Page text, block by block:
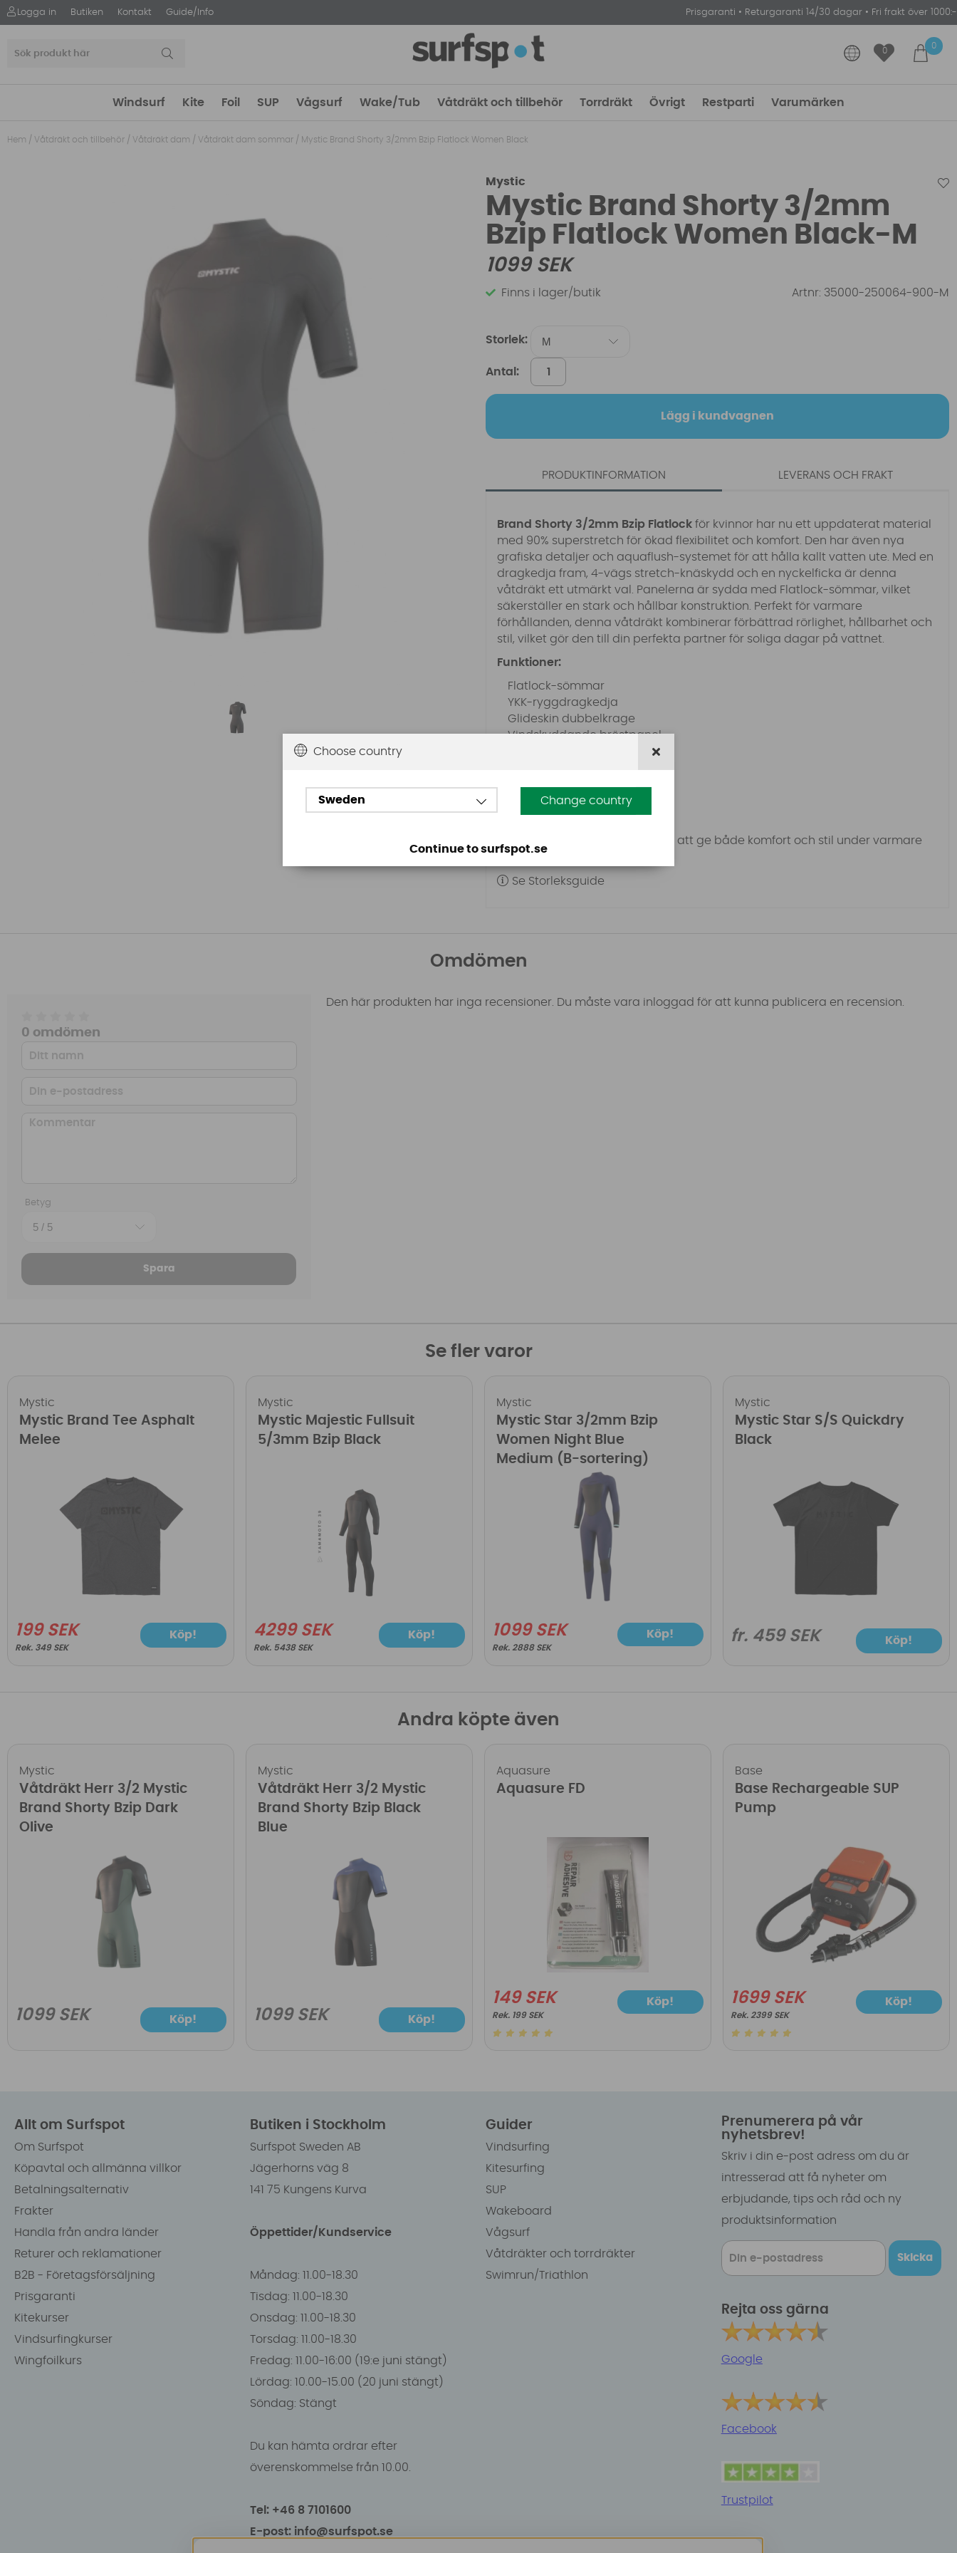
Logga in Butiken Kontakt Guide/Info Prisgaranti • Returgaranti 14/30 dagar • Fri frakt över 1000:-
0
0
Windsurf Kite Foil SUP Vågsurf Wake/Tub Våtdräkt och tillbehör Torrdräkt Övrigt Restparti Varumärken
Hem / Våtdräkt och tillbehör / Våtdräkt dam / Våtdräkt dam sommar / Mystic Brand Shorty 3/2mm Bzip Flatlock Women Black
Mystic
Mystic Brand Shorty 3/2mm
Bzip Flatlock Women Black-M
1099SEK
Finns i lager/butik Artnr: 35000-250064-900-M
Storlek:
Antal:
Lägg i kundvagnen
PRODUKTINFORMATION
Brand Shorty 3/2mm Bzip Flatlock för kvinnor har nu ett uppdaterat material
med 90% superstretch för ökad flexibilitet och komfort. Den har även nya
grafiska detaljer och aquaflush-systemet för att hålla kallt vatten ute. Med en
dragkedja fram, 4-vägs stretch-knäskydd och en nyckelficka är denna
våtdräkt ett utmärkt val. Panelerna är sydda med Flatlock-sömmar, vilket
säkerställer en stark och hållbar konstruktion. Perfekt för varmare
förhållanden, denna våtdräkt kombinerar förbättrad rörlighet, hållbarhet och
stil, vilket gör den till din perfekta partner för soliga dagar på vattnet.
Funktioner:
Flatlock-sömmar
YKK-ryggdragkedja
Glideskin dubbelkrage
Vindskyddande bröstpanel
Enkel att ta på/av
Material:
Denna våtdräkt är utformad för att ge både komfort och stil under varmare
förhållanden.
Se Storleksguide
LEVERANS OCH FRAKT
Omdömen
0 omdömen
Betyg
Spara
Den här produkten har inga recensioner. Du måste vara inloggad för att kunna publicera en recension.
Se fler varor
Mystic
Mystic Brand Tee Asphalt
Melee
199 SEK
349 SEK
Köp!
Mystic
Mystic Majestic Fullsuit
5/3mm Bzip Black
4299 SEK
5438 SEK
Köp!
Mystic
Mystic Star 3/2mm Bzip
Women Night Blue
Medium (B-sortering)
1099 SEK
2888 SEK
Köp!
Mystic
Mystic Star S/S Quickdry
Black
fr. 459 SEK Köp!
Andra köpte även
Mystic
Våtdräkt Herr 3/2 Mystic
Brand Shorty Bzip Dark
Olive
1099 SEK Köp!
Mystic
Våtdräkt Herr 3/2 Mystic
Brand Shorty Bzip Black
Blue
1099 SEK Köp!
Aquasure
Aquasure FD
149 SEK
199 SEK
Köp!
Base
Base Rechargeable SUP
Pump
1699 SEK
2399 SEK
Köp!
Allt om Surfspot
Om Surfspot
Köpavtal och allmänna villkor
Betalningsalternativ
Frakter
Handla från andra länder
Returer och reklamationer
B2B - Företagsförsäljning
Prisgaranti
Kitekurser
Vindsurfingkurser
Wingfoilkurs
Butiken i Stockholm
Surfspot Sweden AB
Jägerhorns väg 8
141 75 Kungens Kurva
Öppettider/Kundservice
Måndag: 11.00-18.30
Tisdag: 11.00-18.30
Onsdag: 11.00-18.30
Torsdag: 11.00-18.30
Fredag: 11.00-16:00 (19:e juni stängt)
Lördag: 10.00-15.00 (20 juni stängt)
Söndag: Stängt
Du kan hämta ordrar efter
överenskommelse från 10.00.
Tel: +46 8 7101600
E-post: info@surfspot.se
Guider
Vindsurfing
Kitesurfing
SUP
Wakeboard
Vågsurf
Våtdräkter och torrdräkter
Swimrun/Triathlon
Prenumerera på vår
nyhetsbrev!
Skriv i din e-post adress om du är
intresserad att få nyheter om
erbjudande, tips och råd och ny
produktsinformation
Skicka
Rejta oss gärna
Google
Facebook
Trustpilot
Choose country
Sweden Change country
Continue to surfspot.se